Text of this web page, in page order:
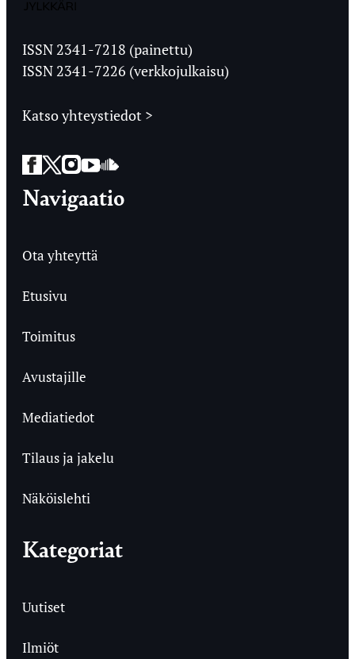
Ylioppilaslehti
ISSN 2341-7218 (painettu)
ISSN 2341-7226 (verkkojulkaisu)
Katso yhteystiedot >
Facebook
Twitter
Instagram
YouTube
SoundCloud
Navigaatio
Ota yhteyttä
Etusivu
Toimitus
Avustajille
Mediatiedot
Tilaus ja jakelu
Näköislehti
Kategoriat
Uutiset
Ilmiöt